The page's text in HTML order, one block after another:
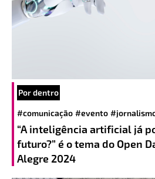
Por dentro
#comunicação #evento
“A inteligência artificial já
futuro?” é o tema do Open
Alegre 2024